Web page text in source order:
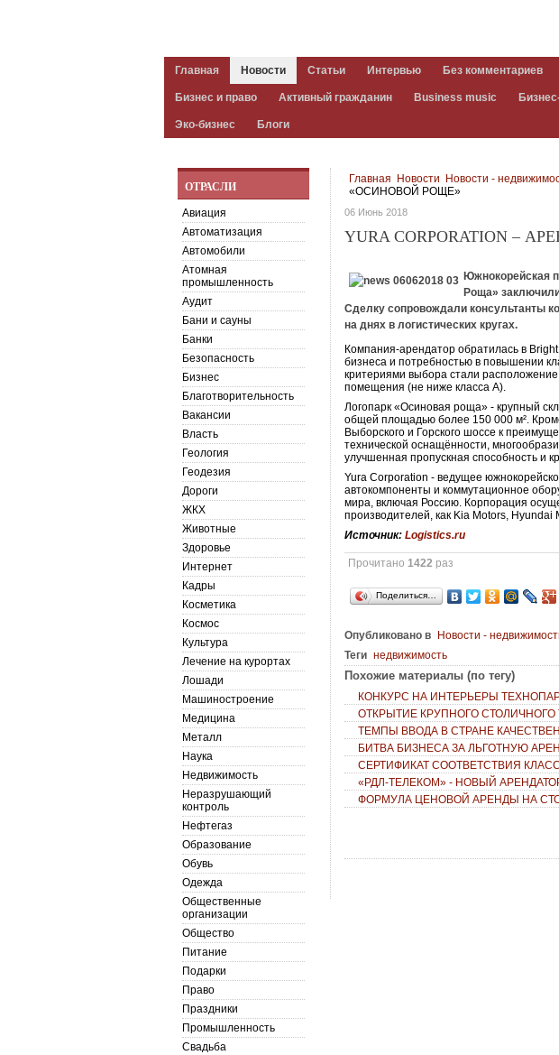
Главная Новости Статьи Интервью Без комментариев
Бизнес и право Активный гражданин Business music
Эко-бизнес Блоги
Главная Новости Новости -
«ОСИНОВОЙ РОЩЕ»
06 Июнь 2018
YURA CORPORATION –
Южнокорейская
Роща»
Сделку сопровождали консультанты
на днях в логистических кругах.
Компания-арендатор обратилась в
бизнеса и потребностью в повышении
критериями выбора стали расположение
помещения (не ниже класса А).
Логопарк «Осиновая роща» - крупный
общей площадью более 150 000 м².
Выборского и Горского шоссе к
технической оснащённости,
улучшенная пропускная способность и
Yura Corporation - ведущее
автокомпоненты и коммутационное
мира, включая Россию. Корпорация
производителей, как Kia Motors,
Источник:Logistics.ru
Прочитано1422 раз
Поделиться…
Опубликовано в
Новости -
Теги недвижимость
Похожие материалы (по тегу)
КОНКУРС НА ИНТЕРЬЕРЫ
ОТКРЫТИЕ КРУПНОГО СТОЛИЧНОГО
ТЕМПЫ ВВОДА В СТРАНЕ
БИТВА БИЗНЕСА ЗА ЛЬГОТНУЮ
СЕРТИФИКАТ СООТВЕТСТВИЯ
«РДЛ-ТЕЛЕКОМ» - НОВЫЙ
ФОРМУЛА ЦЕНОВОЙ АРЕНДЫ НА
ОТРАСЛИ
Авиация
Автоматизация
Автомобили
Атомная
промышленность
Аудит
Бани и сауны
Банки
Безопасность
Бизнес
Благотворительность
Вакансии
Власть
Геология
Геодезия
Дороги
ЖКХ
Животные
Здоровье
Интернет
Кадры
Косметика
Космос
Культура
Лечение на курортах
Лошади
Машиностроение
Медицина
Металл
Наука
Недвижимость
Неразрушающий
контроль
Нефтегаз
Образование
Обувь
Одежда
Общественные
организации
Общество
Питание
Подарки
Право
Праздники
Промышленность
Свадьба